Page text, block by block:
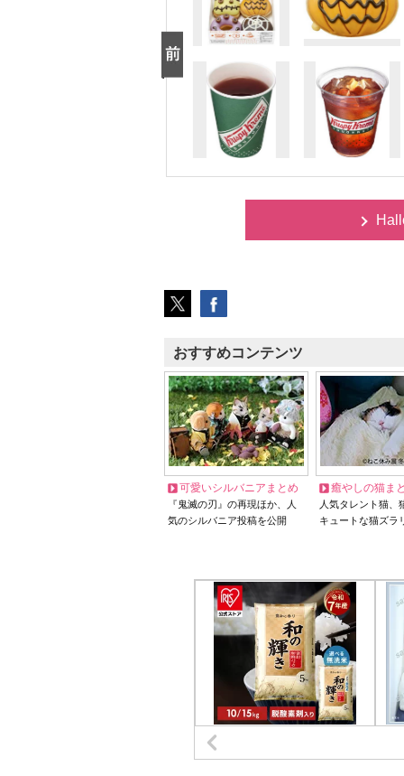
おすすめコンテンツ
可愛いシルバニアまとめ
『鬼滅の刃』の再現ほか、人
気のシルバニア投稿を公開
癒やしの猫ま
人気タレント猫
キュートな猫ズラ